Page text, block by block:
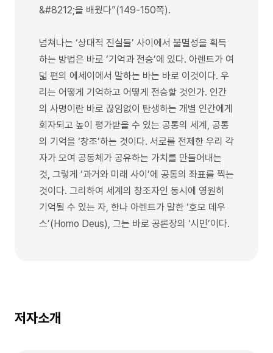
&#8212;을 배웠다”(149-150쪽).
넘쳐나는 ‘상대적 진실들’ 사이에서 불멸성을 획득
하는 방법은 바로 ‘기억과 전승’에 있다. 아렌트가 여
덟 편의 에세이에서 말하는 바는 바로 이것이다. 우
리는 어떻게 기억하고 어떻게 전승할 것인가. 인간
의 사명이란 바로 끊임없이 탄생하는 개별 인간에게
회자되고 높이 평가받을 수 있는 공통의 세계, 공통
의 기억을 ‘창조’하는 것이다. 서로를 전제한 우리 각
자가 모여 공동체가 공유하는 가치를 만들어내는
것, 그렇게 ‘과거와 미래 사이’에 공통의 좌표를 찍는
것이다. 그리하여 세계의 창조자인 동시에 영원히
기억될 수 있는 자, 한나 아렌트가 말한 ‘호모 데우
스’(Homo Deus), 그는 바로 공론장의 ‘시민’이다.
저자소개